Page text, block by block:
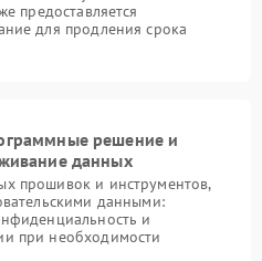
предоставляется
для продления срока
решение и
данных
прошивок и инструментов,
данными:
и
при необходимости